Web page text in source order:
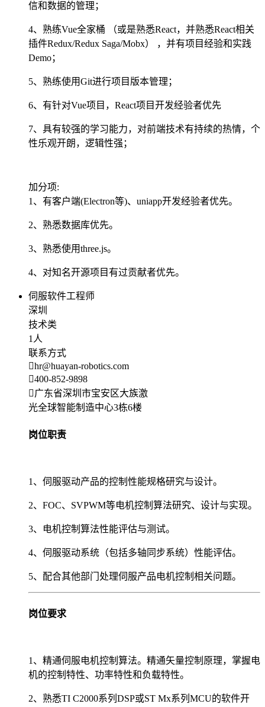
信和数据的管理；
4、熟练Vue全家桶 （或是熟悉React，并熟悉React相关
插件Redux/Redux Saga/Mobx） ，并有项目经验和实践
Demo；
5、熟练使用Git进行项目版本管理；
6、有针对Vue项目，React项目开发经验者优先
7、具有较强的学习能力，对前端技术有持续的热情，个
性乐观开朗，逻辑性强；
加分项:
1、有客户端(Electron等)、uniapp开发经验者优先。
2、熟悉数据库优先。
3、熟悉使用three.js。
4、对知名开源项目有过贡献者优先。
伺服软件工程师
深圳
技术类
1人
联系方式
hr@huayan-robotics.com
400-852-9898
广东省深圳市宝安区大族激
光全球智能制造中心3栋6楼
岗位职责
1、伺服驱动产品的控制性能规格研究与设计。
2、FOC、SVPWM等电机控制算法研究、设计与实现。
3、电机控制算法性能评估与测试。
4、伺服驱动系统（包括多轴同步系统）性能评估。
5、配合其他部门处理伺服产品电机控制相关问题。
岗位要求
1、精通伺服电机控制算法。精通矢量控制原理，掌握电
机的控制特性、功率特性和负载特性。
2、熟悉TI C2000系列DSP或ST Mx系列MCU的软件开